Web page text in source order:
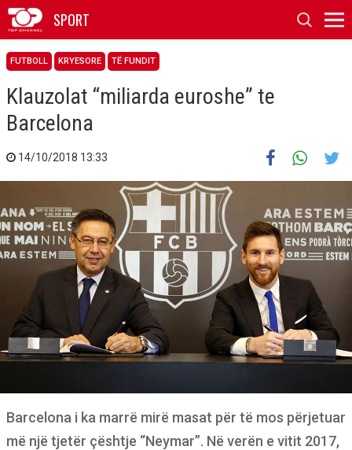
SPORT
FUTBOLL KRYESORE TË FUNDIT
Klauzolat “miliarda euroshe” te
Barcelona
14/10/2018 13:33
Barcelona i ka marrë mirë masat për të mos përjetuar
më një tjetër çështje “Neymar”. Në verën e vitit 2017,